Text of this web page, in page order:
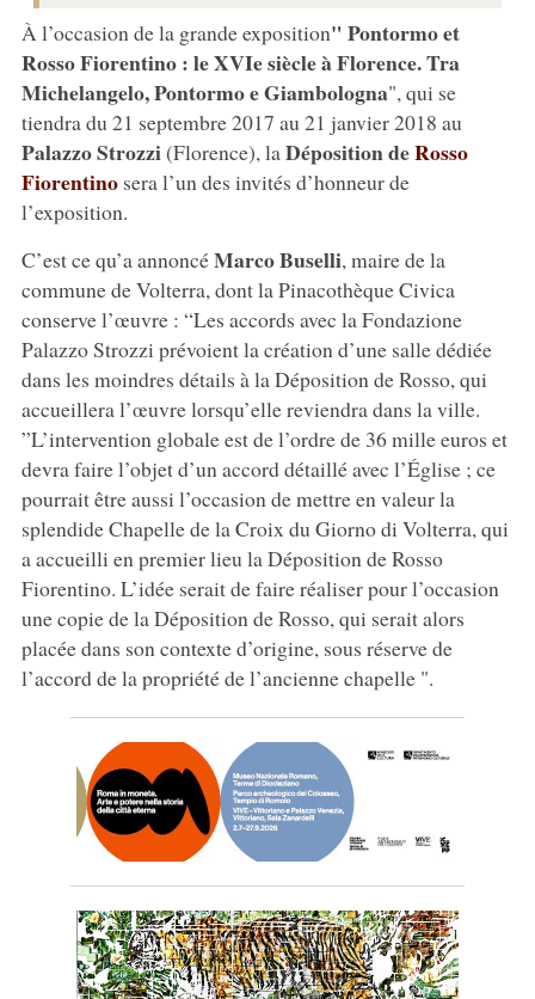
À l’occasion de la grande exposition" Pontormo et
Rosso Fiorentino : le XVIe siècle à Florence. Tra
Michelangelo, Pontormo e Giambologna", qui se
tiendra du 21 septembre 2017 au 21 janvier 2018 au
Palazzo Strozzi(Florence), la Déposition deRosso
Fiorentinosera l’un des invités d’honneur de
l’exposition.
C’est ce qu’a annoncéMarco Buselli, maire de la
commune de Volterra, dont la Pinacothèque Civica
conserve l’œuvre : “Les accords avec la Fondazione
Palazzo Strozzi prévoient la création d’une salle dédiée
dans les moindres détails à la Déposition de Rosso, qui
accueillera l’œuvre lorsqu’elle reviendra dans la ville.
”L’intervention globale est de l’ordre de 36 mille euros et
devra faire l’objet d’un accord détaillé avec l’Église ; ce
pourrait être aussi l’occasion de mettre en valeur la
splendide Chapelle de la Croix du Giorno di Volterra, qui
a accueilli en premier lieu la Déposition de Rosso
Fiorentino. L’idée serait de faire réaliser pour l’occasion
une copie de la Déposition de Rosso, qui serait alors
placée dans son contexte d’origine, sous réserve de
l’accord de la propriété de l’ancienne chapelle ".